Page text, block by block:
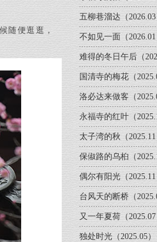
五柳巷溜达（2026.03
不如见一面（2026.01
难得的冬日午后（
国清寺的梅花（
洛必达来做客（
永福寺的红叶（
太子湾的秋（2025.11
保俶路的乌桕（
偶尔有阳光（2025.11
台风天的断桥（
又一年夏荷（2025.07
独处时光（2025.05）